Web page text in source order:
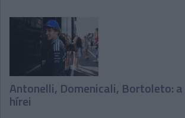
Antonelli, Domenicali, Bortoleto: a
hírei